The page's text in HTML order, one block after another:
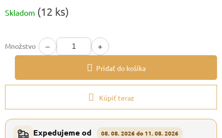
cena:
Skladom (12 ks)
Množstvo − +
Pridať do košíka
Kúpiť teraz
Expedujeme od 08. 08. 2026 do 11. 08. 2026